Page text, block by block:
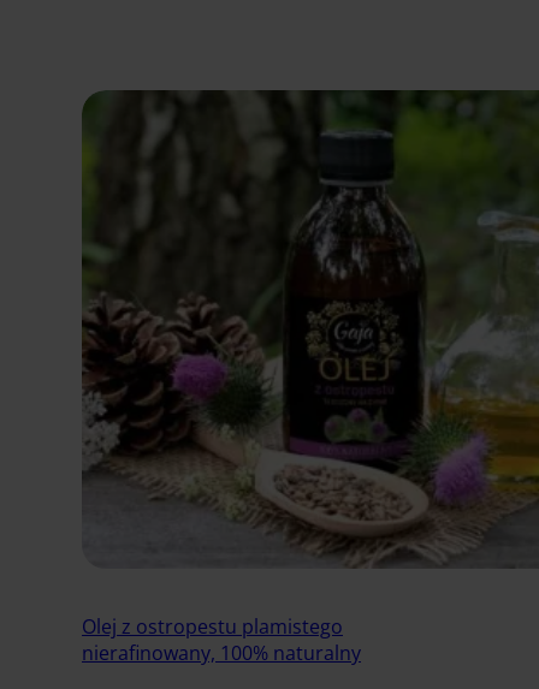
Olej z ostropestu plamistego
nierafinowany, 100% naturalny